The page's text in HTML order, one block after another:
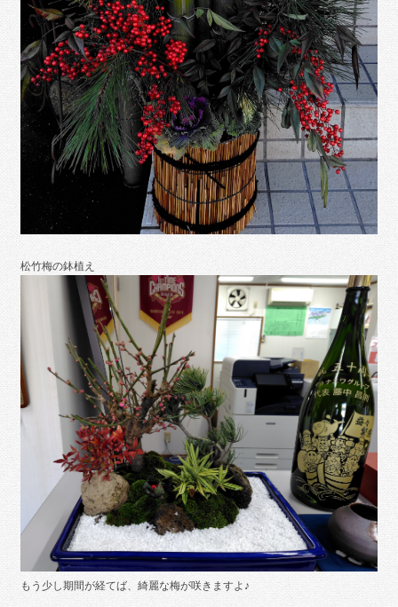
松竹梅の鉢植え
もう少し期間が経てば、綺麗な梅が咲きますよ♪